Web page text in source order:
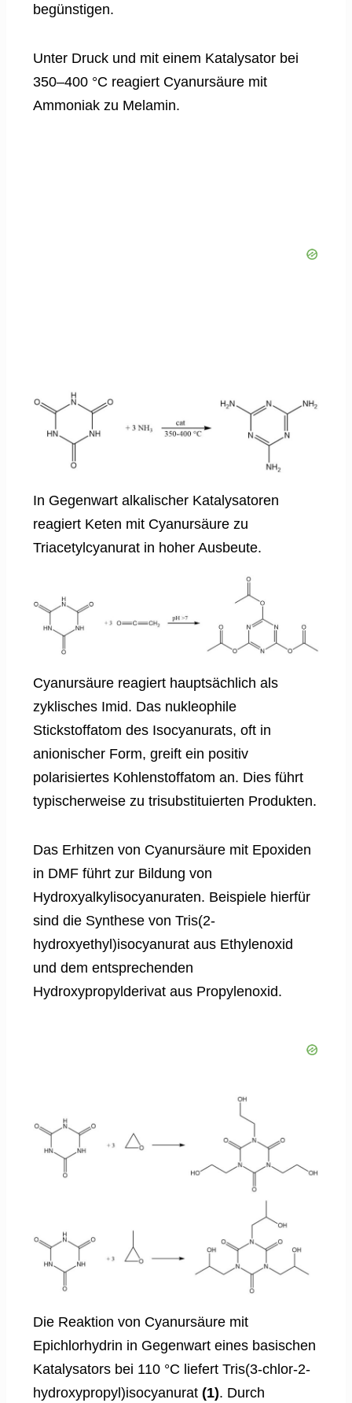
begünstigen.
Unter Druck und mit einem Katalysator bei
350–400 °C reagiert Cyanursäure mit
Ammoniak zu Melamin.
In Gegenwart alkalischer Katalysatoren
reagiert Keten mit Cyanursäure zu
Triacetylcyanurat in hoher Ausbeute.
Cyanursäure reagiert hauptsächlich als
zyklisches Imid. Das nukleophile
Stickstoffatom des Isocyanurats, oft in
anionischer Form, greift ein positiv
polarisiertes Kohlenstoffatom an. Dies führt
typischerweise zu trisubstituierten Produkten.
Das Erhitzen von Cyanursäure mit Epoxiden
in DMF führt zur Bildung von
Hydroxyalkylisocyanuraten. Beispiele hierfür
sind die Synthese von Tris(2-
hydroxyethyl)isocyanurat aus Ethylenoxid
und dem entsprechenden
Hydroxypropylderivat aus Propylenoxid.
Die Reaktion von Cyanursäure mit
Epichlorhydrin in Gegenwart eines basischen
Katalysators bei 110 °C liefert Tris(3-chlor-2-
hydroxypropyl)isocyanurat (1). Durch